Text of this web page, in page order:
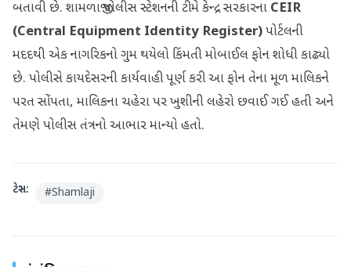
બતાવી છે. શામળાજી પોલીસ સ્ટેશનની ટીમે કેન્દ્ર સરકારના CEIR
(Central Equipment Identity Register)પોર્ટલની
મદદથી એક નાગરિકનો ગુમ થયેલો કિંમતી મોબાઈલ ફોન શોધી કાઢ્યો
છે. પોલીસે કાયદેસરની કાર્યવાહી પૂર્ણ કરી આ ફોન તેના મૂળ માલિકને
પરત સોંપતા, માલિકના ચહેરા પર ખુશીની લહેરો છવાઈ ગઈ હતી અને
તેમણે પોલીસ તંત્રનો આભાર માન્યો હતો.
ટેગ્સ: #Shamlaji